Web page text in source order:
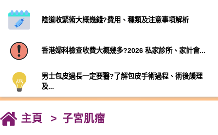
陰道收緊術大概幾錢?費用、種類及注意事項解析
香港婦科檢查收費大概幾多?2026 私家診所、家計會...
男士包皮過長一定要醫?了解包皮手術過程、術後護理
及...
主頁 子宮肌瘤